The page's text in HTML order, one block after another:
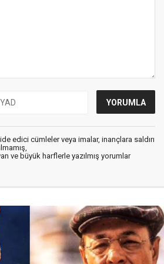
edici cümleler veya imalar, inançlara saldırı
ve büyük harflerle yazılmış yorumlar